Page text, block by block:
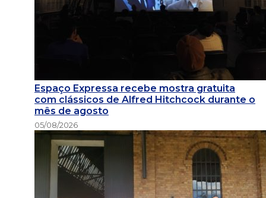
Espaço Expressa recebe mostra gratuita
com clássicos de Alfred Hitchcock durante o
mês de agosto
05/08/2026